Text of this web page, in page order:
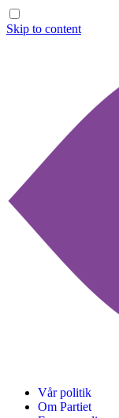
Skip to content
Vår politik
Om Partiet